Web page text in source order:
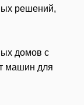
решений,
домов с
машин для